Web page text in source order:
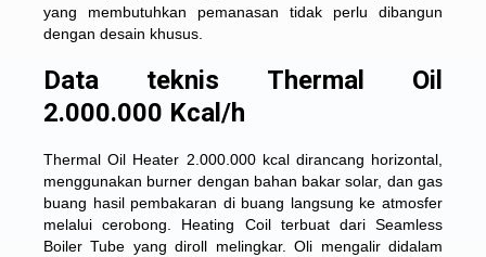
yang membutuhkan pemanasan tidak perlu dibangun
dengan desain khusus.
Data teknis Thermal Oil
2.000.000 Kcal/h
Thermal Oil Heater 2.000.000 kcal dirancang horizontal,
menggunakan burner dengan bahan bakar solar, dan gas
buang hasil pembakaran di buang langsung ke atmosfer
melalui cerobong. Heating Coil terbuat dari Seamless
Boiler Tube yang diroll melingkar. Oli mengalir didalam